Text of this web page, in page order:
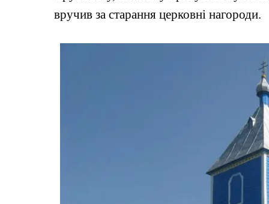
вручив за старання церковні нагороди.